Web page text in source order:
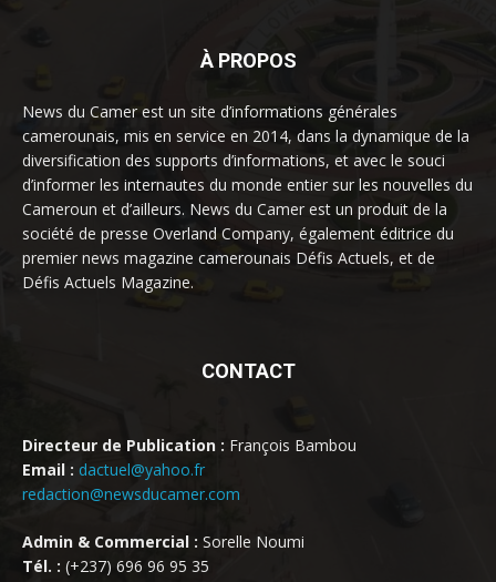
À PROPOS
News du Camer est un site d’informations générales
camerounais, mis en service en 2014, dans la dynamique de la
diversification des supports d’informations, et avec le souci
d’informer les internautes du monde entier sur les nouvelles du
Cameroun et d’ailleurs. News du Camer est un produit de la
société de presse Overland Company, également éditrice du
premier news magazine camerounais Défis Actuels, et de
Défis Actuels Magazine.
CONTACT
Directeur de Publication : François Bambou
Email : dactuel@yahoo.fr
redaction@newsducamer.com
Admin & Commercial : Sorelle Noumi
Tél. : (+237) 696 96 95 35